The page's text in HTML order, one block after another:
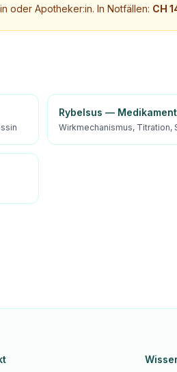
oder Apotheker:in. In Notfällen: CH
Rybelsus —
Wirkmechanismus, Titration,